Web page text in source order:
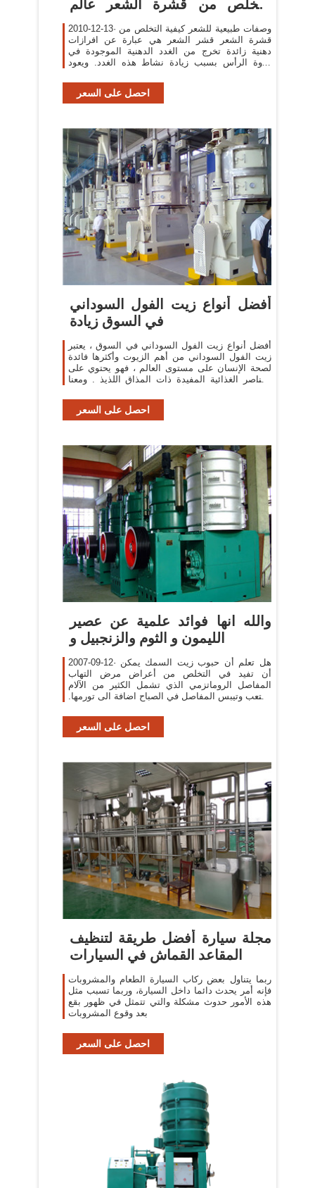
التخلص من قشرة الشعر عالم
المراة
2010-12-13· وصفات طبيعية للشعر كيفية التخلص من
قشرة الشعر قشر الشعر هي عبارة عن افرازات
دهنية زائدة تخرج من الغدد الدهنية الموجودة في
فروة الرأس بسبب زيادة نشاط هذه الغدد. ويعود
احصل على السعر
أفضل أنواع زيت الفول السوداني
في السوق زيادة
أفضل أنواع زيت الفول السوداني في السوق ، يعتبر
زيت الفول السوداني من أهم الزيوت وأكثرها فائدة
لصحة الإنسان على مستوى العالم ، فهو يحتوي على
العناصر الغذائية المفيدة ذات المذاق اللذيذ . ومعنا
احصل على السعر
والله انها فوائد علمية عن عصير
الليمون و الثوم والزنجبيل و
2007-09-12· هل تعلم أن حبوب زيت السمك يمكن
أن تفيد في التخلص من أعراض مرض التهاب
المفاصل الروماتزمي الذي تشمل الكثير من الآلام
والتعب وتيبس المفاصل في الصباح اضافة الى تورمها.
احصل على السعر
مجلة سيارة أفضل طريقة لتنظيف
المقاعد القماش في السيارات
ربما يتناول بعض ركاب السيارة الطعام والمشروبات
فإنه أمر يحدث دائما داخل السيارة، وربما تسبب مثل
هذه الأمور حدوث مشكلة والتي تتمثل في ظهور بقع
بعد وقوع المشروبات
احصل على السعر